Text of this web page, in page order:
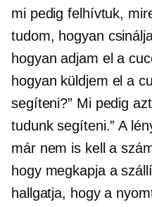
mi pedig felhívtuk,
tudom, hogyan
hogyan adjam el a
hogyan küldjem el a
segíteni?” Mi pedig
tudunk segíteni.” A
már nem is kell a
hogy megkapja a
hallgatja, hogy a